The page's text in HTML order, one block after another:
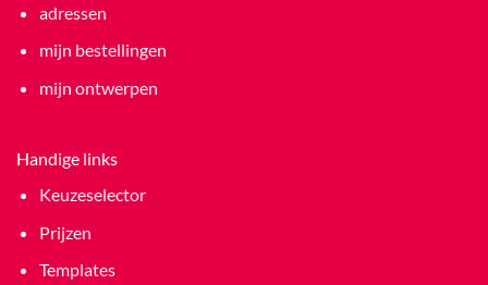
adressen
mijn bestellingen
mijn ontwerpen
Handige links
Keuzeselector
Prijzen
Templates